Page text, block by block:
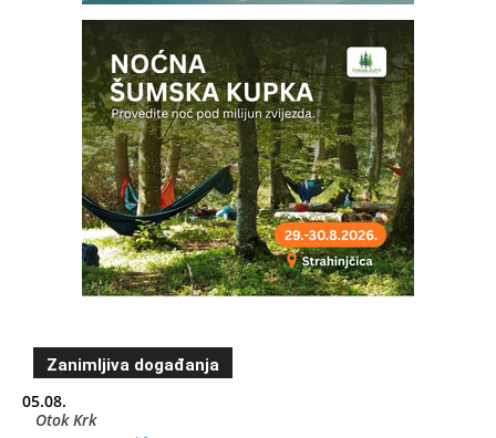
Zanimljiva događanja
05.08.
Otok Krk